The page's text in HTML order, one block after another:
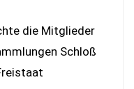
die Mitglieder
Schloß